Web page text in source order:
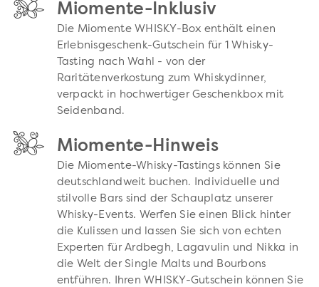
Miomente-Inklusiv
Die Miomente WHISKY-Box enthält einen
Erlebnisgeschenk-Gutschein für 1 Whisky-
Tasting nach Wahl - von der
Raritätenverkostung zum Whiskydinner,
verpackt in hochwertiger Geschenkbox mit
Seidenband.
Miomente-Hinweis
Die Miomente-Whisky-Tastings können Sie
deutschlandweit buchen. Individuelle und
stilvolle Bars sind der Schauplatz unserer
Whisky-Events. Werfen Sie einen Blick hinter
die Kulissen und lassen Sie sich von echten
Experten für Ardbegh, Lagavulin und Nikka in
die Welt der Single Malts und Bourbons
entführen. Ihren WHISKY-Gutschein können Sie